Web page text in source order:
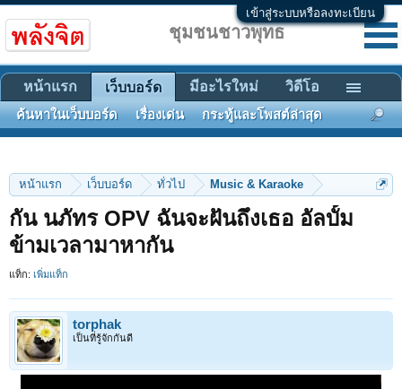
เข้าสู่ระบบหรือลงทะเบียน
หน้าแรก เว็บบอร์ด ทั่วไป Music & Karaoke
กัน นภัทร OPV ฉันจะฝันถึงเธอ อัลบั้ม
ข้ามเวลามาหากัน
แท็ก: เพิ่มแท็ก
torphak
เป็นที่รู้จักกันดี
ชุมชนชาวพุทธ
หน้าแรก เว็บบอร์ด
ค้นหาในเว็บบอร์ด เรื่องเด่น กระทู้และโพสต์ล่าสุด
มีอะไรใหม่ วิดีโอ